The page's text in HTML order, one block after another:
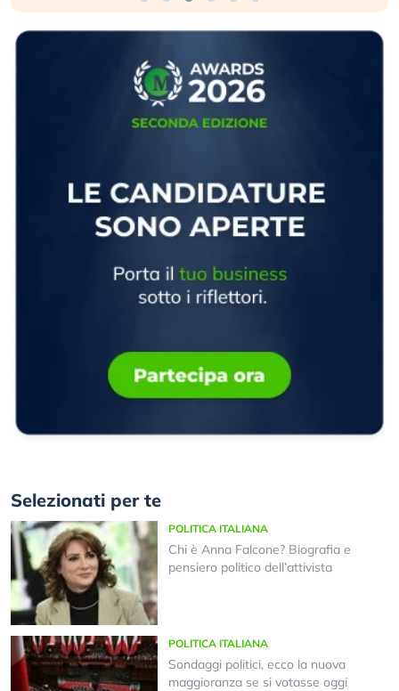
Selezionati per te
POLITICA ITALIANA
Chi è Anna Falcone? Biografia e
pensiero politico dell’attivista
POLITICA ITALIANA
Sondaggi politici, ecco la nuova
maggioranza se si votasse oggi